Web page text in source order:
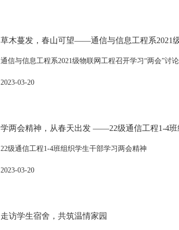
草木蔓发，春山可望——通信与信息工程系2021
通信与信息工程系2021级物联网工程召开学习“两会”讨
2023-03-20
学两会精神，从春天出发 ——22级通信工程1-4
22级通信工程1-4班组织学生干部学习两会精神
2023-03-20
走访学生宿舍，共筑温情家园